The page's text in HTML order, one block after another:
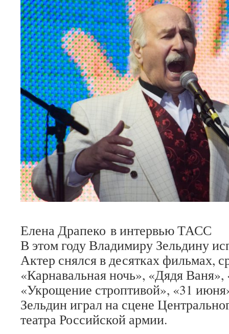
Елена Драпеко в интервью ТАСС
В этом году Владимиру Зельдину
Актер снялся в десятках фильмах,
«Карнавальная ночь», «Дядя Ваня»,
«Укрощение строптивой», «31
Зельдин играл на сцене
театра Российской армии.